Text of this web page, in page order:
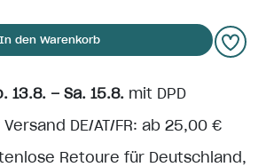
In den Warenkorb
13.8. – Sa. 15.8. mit DPD
DE/AT/FR: ab 25,00 €
Retoure für Deutschland,